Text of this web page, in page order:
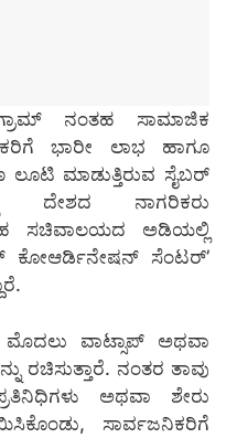
ನಂತಹ ಸಾಮಾಜಿಕ
ಭಾರೀ ಲಾಭ ಹಾಗೂ
ಮಾಡುತ್ತಿರುವ ಸೈಬರ್
ದೇಶದ ನಾಗರಿಕರು
ಸಚಿವಾಲಯದ ಅಡಿಯಲ್ಲಿ
ಕೋಆರ್ಡಿನೇಷನ್ ಸೆಂಟರ್’
ಮೊದಲು ವಾಟ್ಸಾಪ್ ಅಥವಾ
ರಚಿಸುತ್ತಾರೆ. ನಂತರ ತಾವು
ಅಥವಾ ಶೇರು
ಸಾರ್ವಜನಿಕರಿಗೆ